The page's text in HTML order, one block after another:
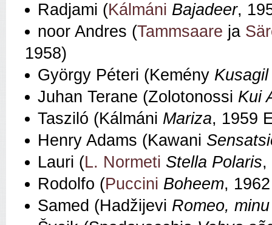
Radjami (Kálmáni Bajadeer,
noor Andres (Tammsaare ja
1958)
György Péteri (Kemény
Juhan Terane (Zolotonossi Kui
Tasziló (Kálmáni Mariza, 1959
Henry Adams (Kawani
Lauri (L. Normeti Stella Polaris,
Rodolfo (Puccini Boheem,
Samed (Hadžijevi Romeo,